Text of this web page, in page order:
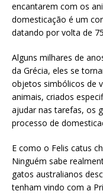
encantarem com os
domesticação é um
datando por volta de
Alguns milhares de
da Grécia, eles se
objetos simbólicos de
animais, criados
ajudar nas tarefas, os
processo de
E como o Felis catus
Ninguém sabe
gatos australianos
tenham vindo com a